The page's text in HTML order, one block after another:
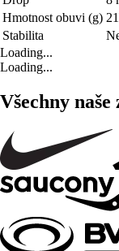
Hmotnost obuvi (g)
Stabilita
Loading...
Loading...
Všechny naše